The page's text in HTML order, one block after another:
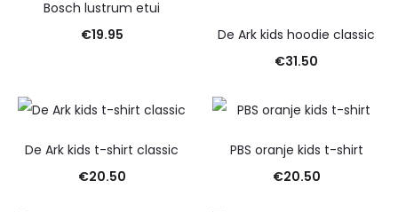
Bosch lustrum etui
€19.95
De Ark kids hoodie classic
€31.50
De Ark kids t-shirt classic
€20.50
PBS oranje kids t-shirt
€20.50